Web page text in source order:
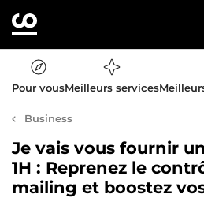
Pour vousMeilleurs services
Business
Je vais vous fournir
1H : Reprenez le
mailing et boostez